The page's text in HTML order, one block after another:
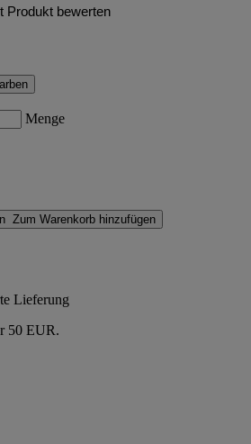
Produkt bewerten
Menge
Zum Warenkorb hinzufügen
Lieferung
50 EUR.